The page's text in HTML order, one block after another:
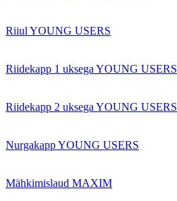
Riiul YOUNG USERS
Riidekapp 1 uksega YOUNG USERS
Riidekapp 2 uksega YOUNG USERS
Nurgakapp YOUNG USERS
Mähkimislaud MAXIM